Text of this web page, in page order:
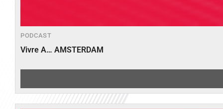
PODCAST
Vivre A… AMSTERDAM